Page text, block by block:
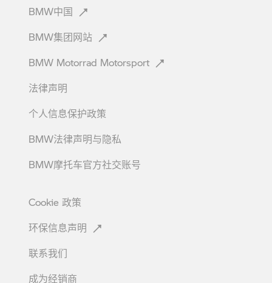
BMW中国
BMW集团网站
BMW Motorrad Motorsport
法律声明
个人信息保护政策
BMW法律声明与隐私
BMW摩托车官方社交账号
Cookie政策
环保信息声明
联系我们
成为经销商